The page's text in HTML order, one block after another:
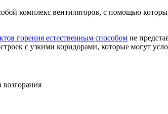
комплекс вентиляторов, с помощью
горения естественным способом не
с узкими коридорами, которые могут